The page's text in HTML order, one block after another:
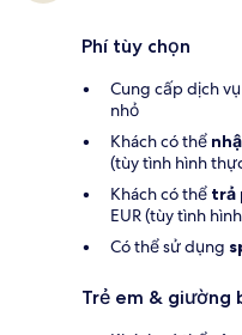
Phí tùy chọn
Cung cấp dịch vụ
nhỏ
Khách có thể
(tùy tình hình
Khách có thể trả
EUR (tùy tình
Có thể sử dụng
Trẻ em & giường